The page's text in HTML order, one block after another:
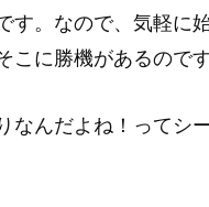
す。なので、気軽に
に勝機があるのです
なんだよね！ってシ